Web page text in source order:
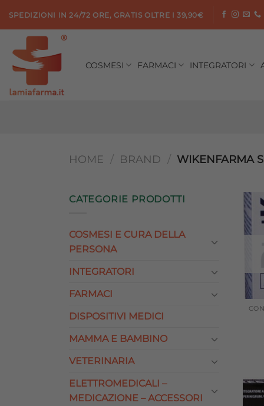
contenuti
SPEDIZIONI IN 24/72 ORE, GRATIS OLTRE I 39,90€
COSMESI FARMACI INTEGRATORI
HOME / BRAND / WIKENFARMA
CATEGORIE PRODOTTI
COSMESI E CURA DELLA
PERSONA
INTEGRATORI
FARMACI
DISPOSITIVI MEDICI
MAMMA E BAMBINO
VETERINARIA
ELETTROMEDICALI –
MEDICAZIONE – ACCESSORI